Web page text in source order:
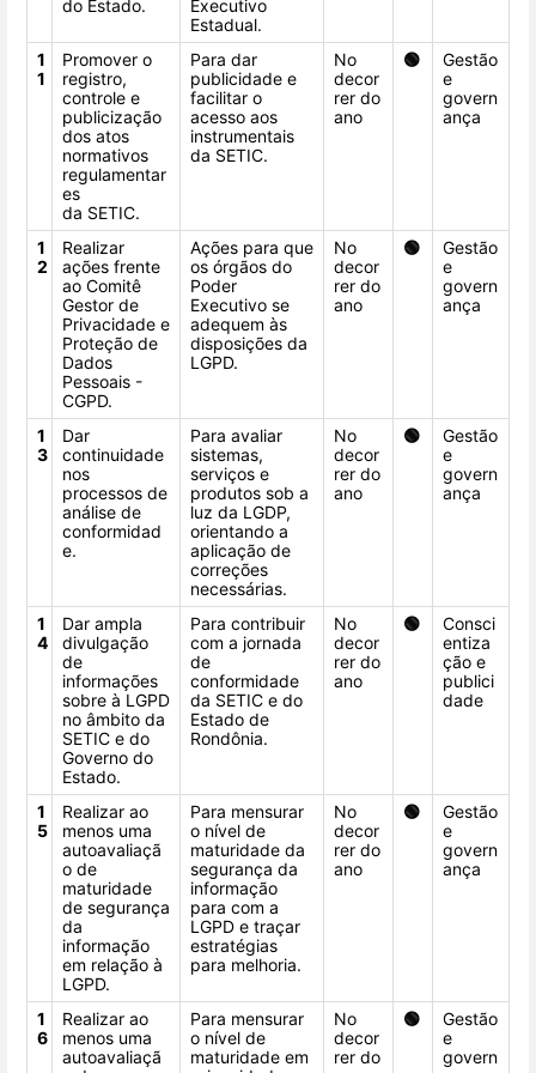
do Estado.
Executivo
Estadual.
1
1
Promover o
registro,
controle e
publicização
dos atos
normativos
regulamentar
es
da SETIC.
Para dar
publicidade e
facilitar o
acesso aos
instrumentais
da SETIC.
No
decor
rer do
ano
🟢
Gestão
e
govern
ança
1
2
Realizar
ações frente
ao Comitê
Gestor de
Privacidade e
Proteção de
Dados
Pessoais -
CGPD.
Ações para que
os órgãos do
Poder
Executivo se
adequem às
disposições da
LGPD.
No
decor
rer do
ano
🟢
Gestão
e
govern
ança
1
3
Dar
continuidade
nos
processos de
análise de
conformidad
e.
Para avaliar
sistemas,
serviços e
produtos sob a
luz da LGDP,
orientando a
aplicação de
correções
necessárias.
No
decor
rer do
ano
🟢
Gestão
e
govern
ança
1
4
Dar ampla
divulgação
de
informações
sobre à LGPD
no âmbito da
SETIC e do
Governo do
Estado.
Para contribuir
com a jornada
de
conformidade
da SETIC e do
Estado de
Rondônia.
No
decor
rer do
ano
🟢
Consci
entiza
ção e
publici
dade
1
5
Realizar ao
menos uma
autoavaliaçã
o de
maturidade
de segurança
da
informação
em relação à
LGPD.
Para mensurar
o nível de
maturidade da
segurança da
informação
para com a
LGPD e traçar
estratégias
para melhoria.
No
decor
rer do
ano
🟢
Gestão
e
govern
ança
1
6
Realizar ao
menos uma
autoavaliaçã
Para mensurar
o nível de
maturidade em
No
decor
rer do
🟢
Gestão
e
govern